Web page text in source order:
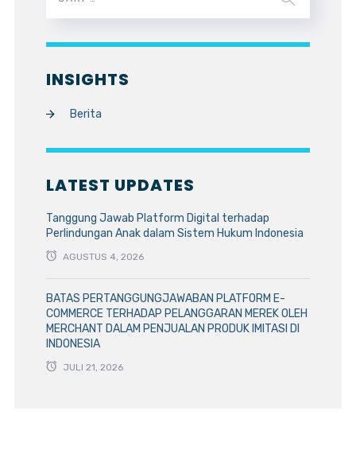
INSIGHTS
Berita
LATEST UPDATES
Tanggung Jawab Platform Digital terhadap
Perlindungan Anak dalam Sistem Hukum Indonesia
AGUSTUS 4, 2026
BATAS PERTANGGUNGJAWABAN PLATFORM E-
COMMERCE TERHADAP PELANGGARAN MEREK OLEH
MERCHANT DALAM PENJUALAN PRODUK IMITASI DI
INDONESIA
JULI 21, 2026